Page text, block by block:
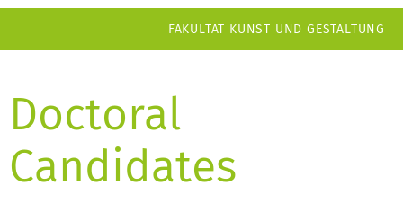
FAKULTÄT KUNST UND GESTALTUNG
Doctoral
Candidates